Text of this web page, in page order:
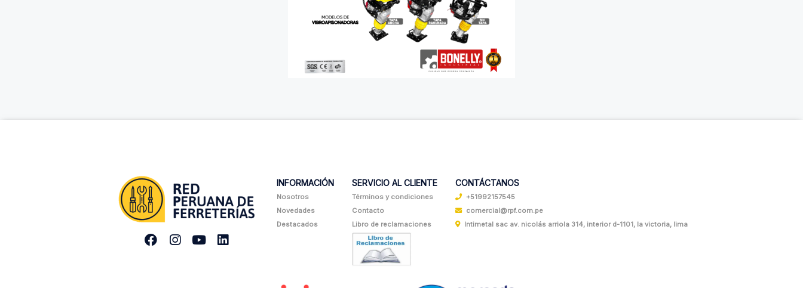
INFORMACIÓN
Nosotros
Novedades
Destacados
SERVICIO AL CLIENTE
Términos y condiciones
Contacto
Libro de reclamaciones
CONTÁCTANOS
+51992157545
comercial@rpf.com.pe
Intimetal sac av. nicolás arriola 314, interior d-1101, la victoria, lima